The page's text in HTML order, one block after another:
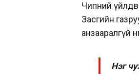
Чипний
Засгийн
анзааралгүй
Нэг